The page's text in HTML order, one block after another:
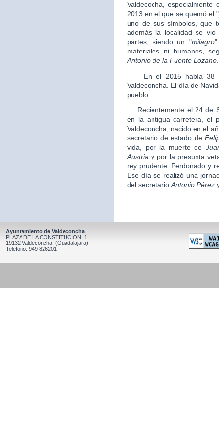
Valdecocha,
2013 en el que se quemó el "
uno de sus símbolos, que
además la localidad se
partes, siendo un "milagro"
materiales ni humanos,
Antonio de la Fuente Lozano.
En el 2015 había 38
Valdeconcha. El día de
pueblo.
Recientemente el 24 de
en la antigua carretera, el
Valdeconcha, nacido en el
secretario de estado de
vida, por la muerte de
Austria y por la presunta
rey prudente. Perdonado y
Ese día se realizó una
del secretario Antonio Pérez
Ayuntamiento de Valdeconcha
PLAZA DE LA CONSTITUCION, 1
19132 Valdeconcha (Guadalajara)
Telefono: 949 826201